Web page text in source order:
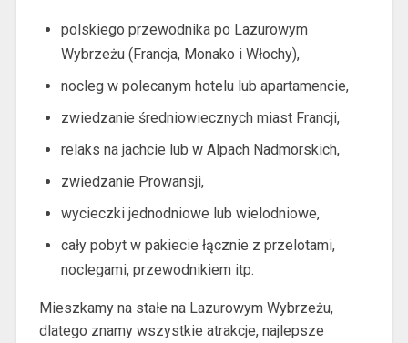
polskiego przewodnika po Lazurowym
Wybrzeżu (Francja, Monako i Włochy),
nocleg w polecanym hotelu lub apartamencie,
zwiedzanie średniowiecznych miast Francji,
relaks na jachcie lub w Alpach Nadmorskich,
zwiedzanie Prowansji,
wycieczki jednodniowe lub wielodniowe,
cały pobyt w pakiecie łącznie z przelotami,
noclegami, przewodnikiem itp.
Mieszkamy na stałe na Lazurowym Wybrzeżu,
dlatego znamy wszystkie atrakcje, najlepsze